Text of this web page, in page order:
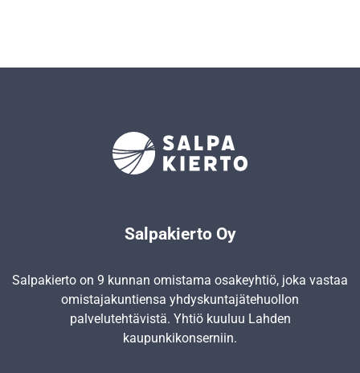
Salpakierto Oy
Salpakierto on 9 kunnan omistama osakeyhtiö, joka vastaa
omistajakuntiensa yhdyskunta­jätehuollon
palvelutehtävistä. Yhtiö kuuluu Lahden
kaupunkikonserniin.